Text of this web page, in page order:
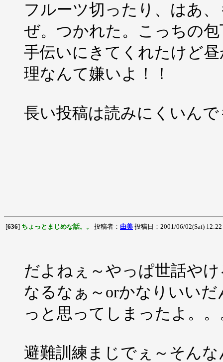
フルーツ切ったり、はあ
ぜ。つかれた。こっちの
手伝いにきてくれたけど
理なんて嫌いよ！！
長い投稿は読みにくいん
[636] ちょっとまじめな話。。 投稿者： 由美 投稿日：2001/06/02(Sat)
だよねぇ～やっぱ世話や
なるなぁ～orかなりいい
っと思ってしまったよ。。
避難訓練まじでぇ～そん